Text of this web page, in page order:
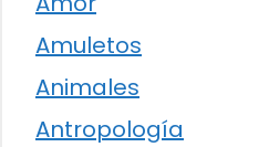
Amuletos
Animales
Antropología